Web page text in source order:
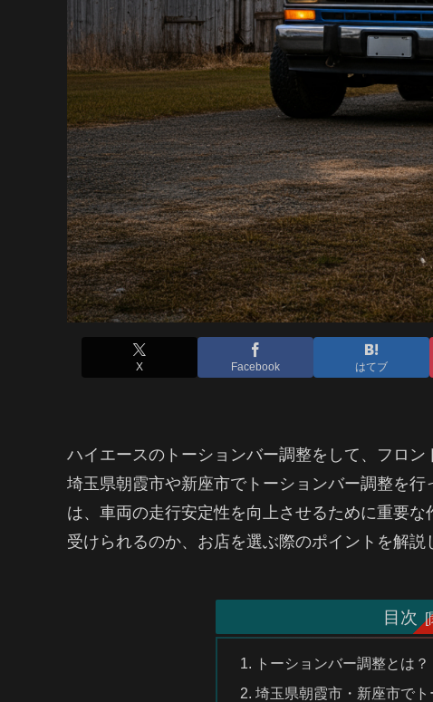
X Facebook はてブ
ハイエースのトーションバー調整をして、フロン
埼玉県朝霞市や新座市でトーションバー調整を
は、車両の走行安定性を向上させるために重要
受けられるのか、お店を選ぶ際のポイントを解説
目次
トーションバー調整とは？
埼玉県朝霞市・新座市で